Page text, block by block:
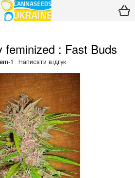
feminized : Fast Buds
1 Написати відгук